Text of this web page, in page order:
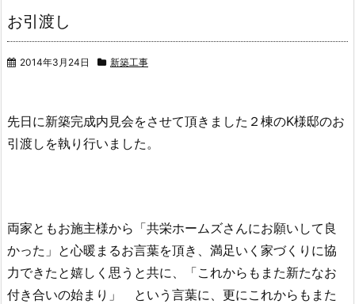
お引渡し
2014年3月24日 新築工事
先日に新築完成内見会をさせて頂きました２棟のK様邸のお
引渡しを執り行いました。
両家ともお施主様から「共栄ホームズさんにお願いして良
かった」と心暖まるお言葉を頂き、満足いく家づくりに協
力できたと嬉しく思うと共に、
「これからもまた新たなお
付き合いの始まり」 という言葉に、更にこれからもまた